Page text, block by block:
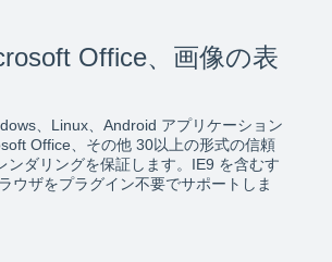
Office、画像の表
、Linux、Android アプリケーション
Office、その他 30以上の形式の信頼
ンダリングを保証します。IE9 を含むす
ウザをプラグイン不要でサポートしま